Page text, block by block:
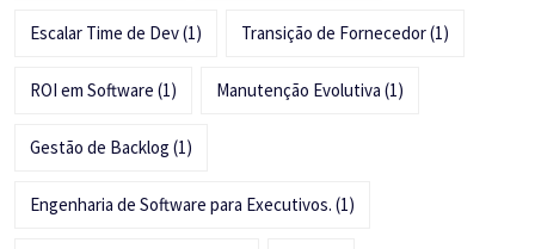
Escalar Time de Dev(1) Transição de Fornecedor(1)
ROI em Software (1) Manutenção Evolutiva (1)
Gestão de Backlog (1)
Engenharia de Software para Executivos. (1)